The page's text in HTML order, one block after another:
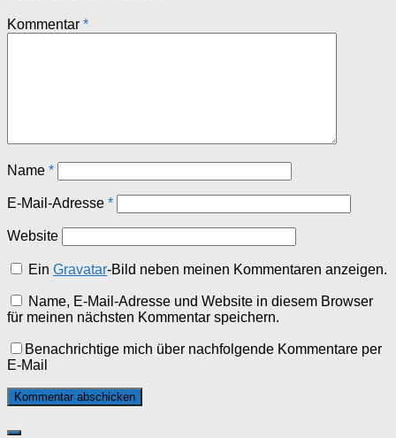
Kommentar *
Name *
E-Mail-Adresse *
Website
EinGravatar-Bild neben meinen Kommentaren anzeigen.
Name, E-Mail-Adresse und Website in diesem Browser
für meinen nächsten Kommentar speichern.
Benachrichtige mich über nachfolgende Kommentare per
E-Mail